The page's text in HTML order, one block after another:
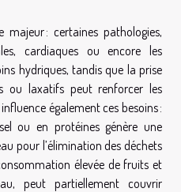
: certaines pathologies,
cardiaques ou encore les
hydriques, tandis que la prise
ou laxatifs peut renforcer les
également ces besoins :
ou en protéines génère une
pour l’élimination des déchets
élevée de fruits et
peut partiellement couvrir